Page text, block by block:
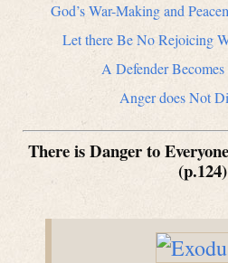
God’s War-Making and
Let there Be No Rejoicing
A Defender
Anger does Not
There is Danger to
(p.124)